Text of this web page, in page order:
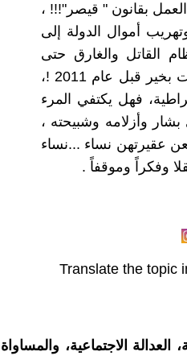
بقانون " قيصر"!!! ،
أموال الدولة إلى
القاتل والغارق حتى
الأكتاف بدماء السوريين من خلال ادعائهم أن " سوريا كانت بخير قبل عام 2011 !،
فهل يكتفي المرء
وأزلامه وشبيحته ،
عقيرتهن نساء ...نساء
وفكراً وموقفاً .
Translate the topic
الاجتماعية، والمساواة